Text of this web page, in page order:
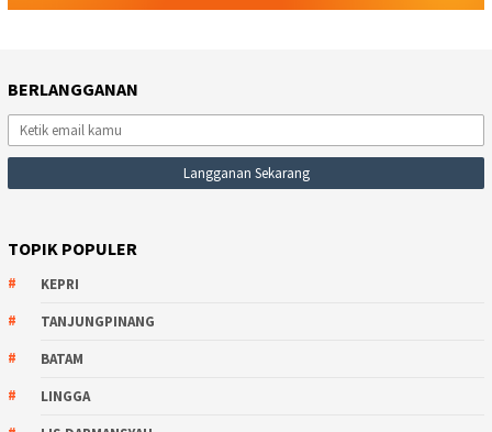
BERLANGGANAN
TOPIK POPULER
KEPRI
TANJUNGPINANG
BATAM
LINGGA